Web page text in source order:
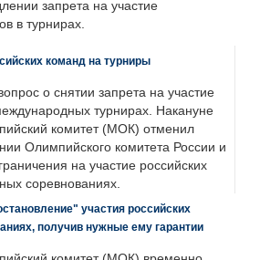
запрета на участие
в турнирах.
команд на турниры
о снятии запрета на участие
турнирах. Накануне
комитет (МОК) отменил
Олимпийского комитета России и
на участие российских
соревнованиях.
участия российских
получив нужные ему гарантии